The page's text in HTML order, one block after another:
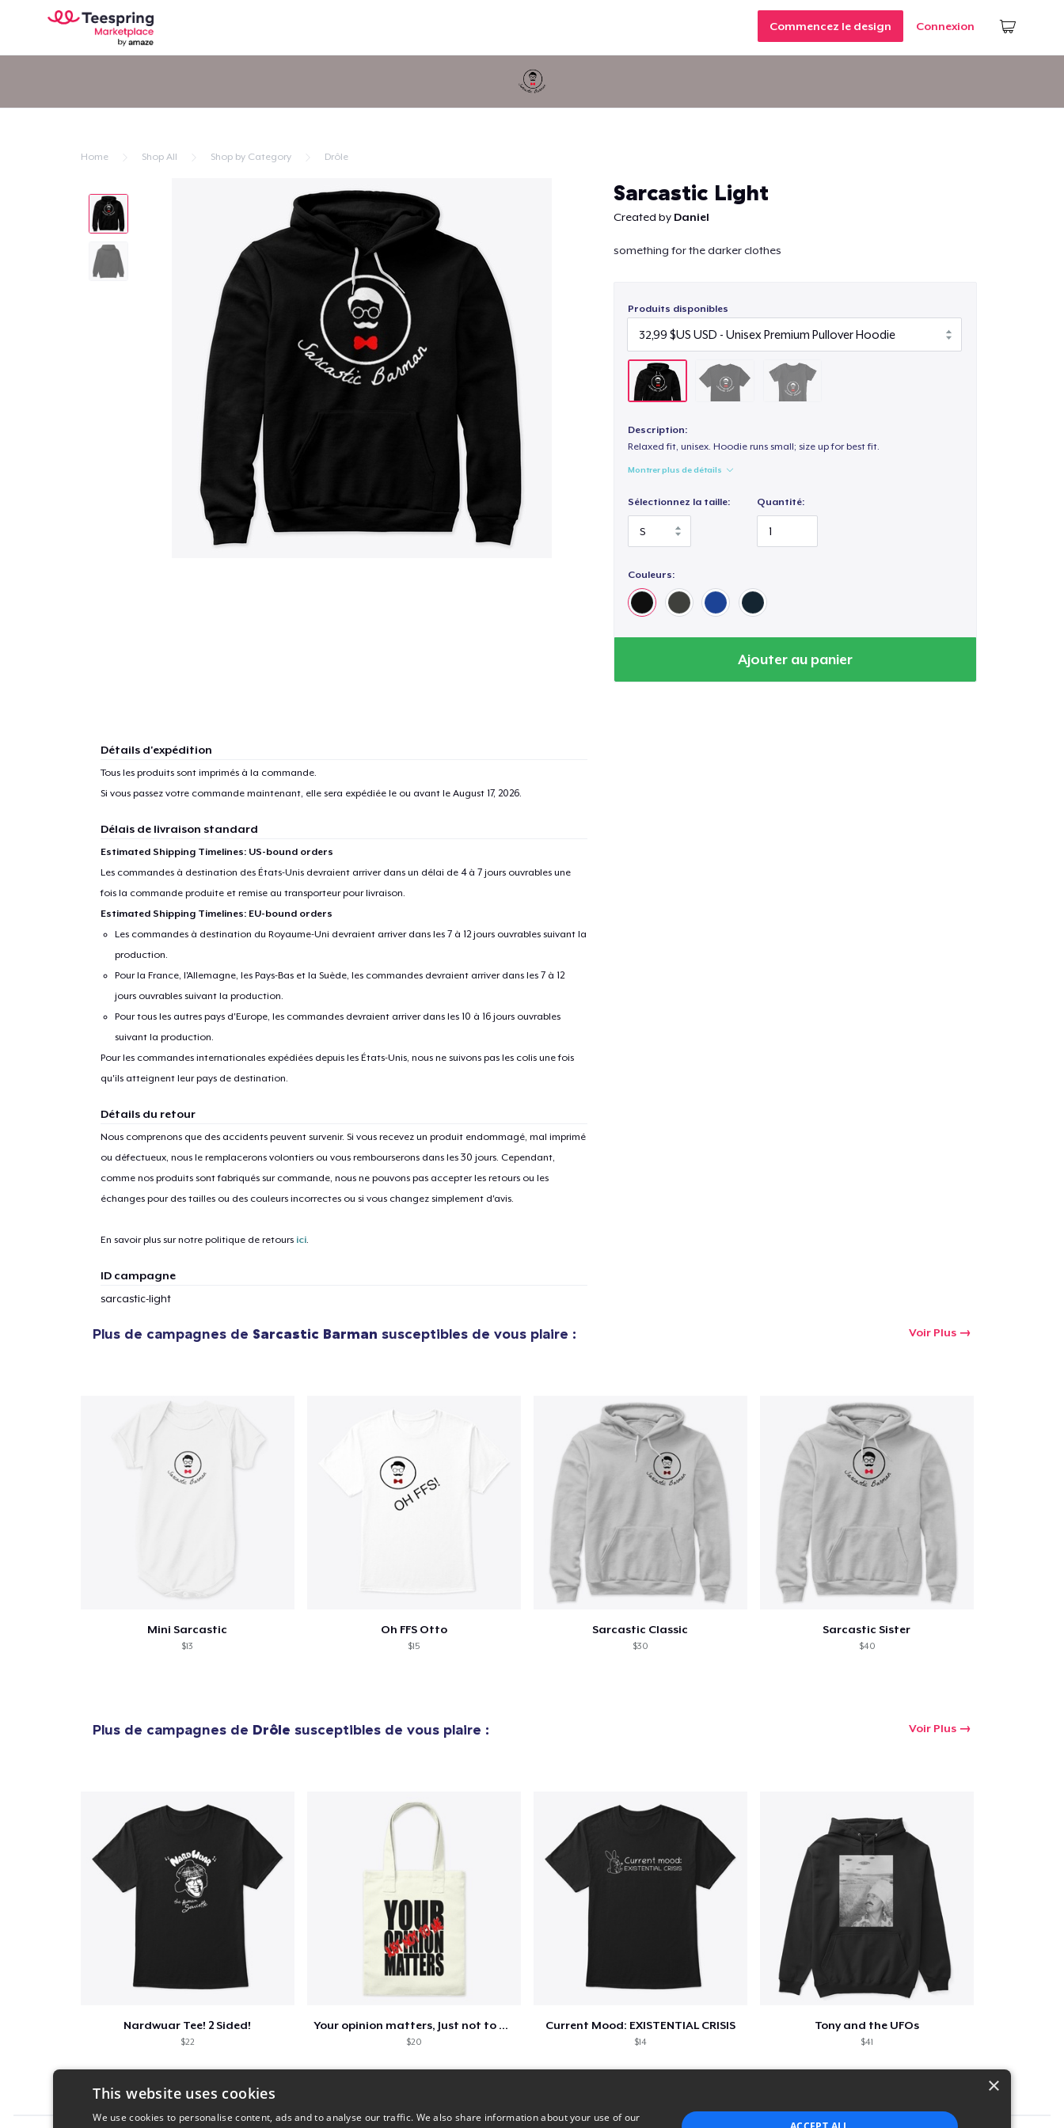
Commencez le design Connexion
Home Shop All Shop by Category Drôle
Sarcastic Light
Created by Daniel
something for the darker clothes
Produits disponibles
Description:
Relaxed fit, unisex. Hoodie runs small; size up for best fit.
Montrer plus de détails
Sélectionnez la taille: Quantité:
Couleurs:
Ajouter au panier
Détails d'expédition
Tous les produits sont imprimés à la commande.
Si vous passez votre commande maintenant, elle sera expédiée le ou avant le August 17, 2026.
Délais de livraison standard
Estimated Shipping Timelines: US-bound orders
Les commandes à destination des États-Unis devraient arriver dans un délai de 4 à 7 jours ouvrables une
fois la commande produite et remise au transporteur pour livraison.
Estimated Shipping Timelines: EU-bound orders
Les commandes à destination du Royaume-Uni devraient arriver dans les 7 à 12 jours ouvrables suivant la
production.
Pour la France, l'Allemagne, les Pays-Bas et la Suède, les commandes devraient arriver dans les 7 à 12
jours ouvrables suivant la production.
Pour tous les autres pays d'Europe, les commandes devraient arriver dans les 10 à 16 jours ouvrables
suivant la production.
Pour les commandes internationales expédiées depuis les États-Unis, nous ne suivons pas les colis une fois
qu'ils atteignent leur pays de destination.
Détails du retour
Nous comprenons que des accidents peuvent survenir. Si vous recevez un produit endommagé, mal imprimé
ou défectueux, nous le remplacerons volontiers ou vous rembourserons dans les 30 jours. Cependant,
comme nos produits sont fabriqués sur commande, nous ne pouvons pas accepter les retours ou les
échanges pour des tailles ou des couleurs incorrectes ou si vous changez simplement d'avis.
En savoir plus sur notre politique de retours ici.
ID campagne
sarcastic-light
Plus de campagnes de Sarcastic Barman susceptibles de vous plaire : Voir Plus
Mini Sarcastic
$13
Oh FFS Otto
$15
Sarcastic Classic
$30
Sarcastic Sister
$40
Plus de campagnes de Drôle susceptibles de vous plaire : Voir Plus
Nardwuar Tee! 2 Sided!
$22
Your opinion matters, Just not to me!
$20
Current Mood: EXISTENTIAL CRISIS
$14
Tony and the UFOs
$41
1article ajouté au Panier
Unisex Premium Pullover Hoodie
11,99 $US
14,99 $US
×
This website uses cookies
We use cookies to personalise content, ads and to analyse our traffic. We also share information about your use of our